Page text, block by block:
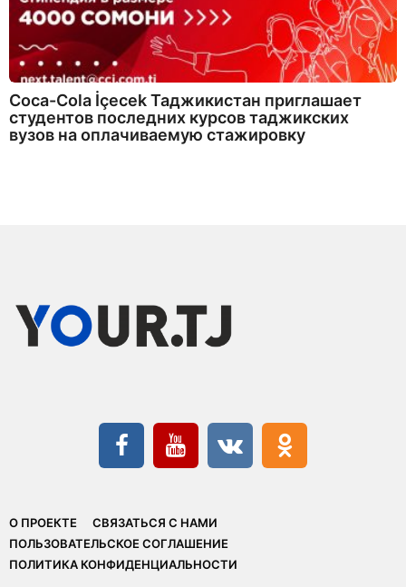
Coca-Cola İçecek Таджикистан приглашает
студентов последних курсов таджикских
вузов на оплачиваемую стажировку
О ПРОЕКТЕ
СВЯЗАТЬСЯ С НАМИ
ПОЛЬЗОВАТЕЛЬСКОЕ СОГЛАШЕНИЕ
ПОЛИТИКА КОНФИДЕНЦИАЛЬНОСТИ